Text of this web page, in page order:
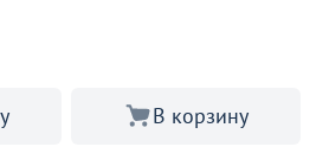
В корзину